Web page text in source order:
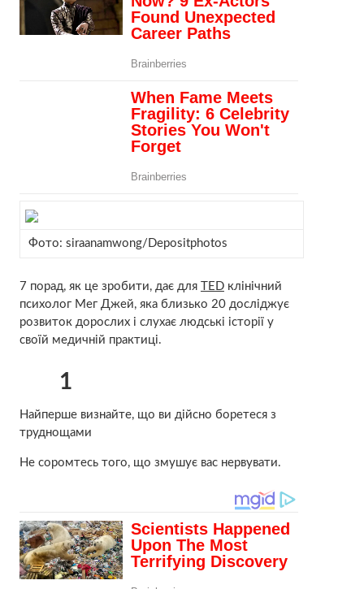
Фото: siraanamwong/ Depositphotos
7 порад, як це зробити, дає для TEDклінічний
психолог Мег Джей, яка близько 20 досліджує
розвиток дорослих і слухає людські історії у
своїй медичній практиці.
1
Найперше визнайте, що ви дійсно боретеся з
труднощами
Не соромтесь того, що змушує вас нервувати.